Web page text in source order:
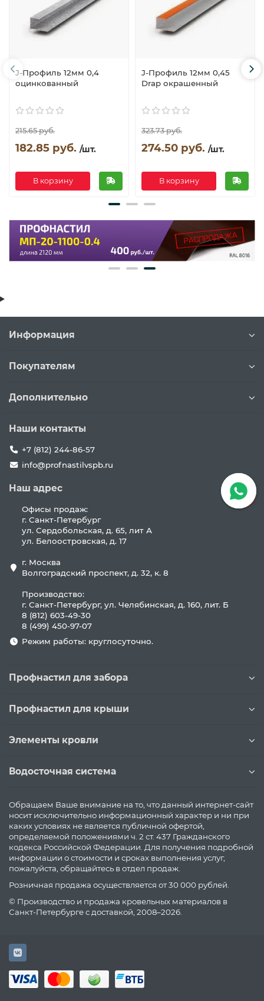
J-Профиль 12мм 0,4
оцинкованный
215.65 руб.
182.85 руб. /шт.
В корзину
J-Профиль 12мм 0,45
Drap окрашенный
323.73 руб.
274.50 руб. /шт.
В корзину
Информация
Покупателям
Дополнительно
Наши контакты
+7 (812) 244-86-57
info@profnastilvspb.ru
Наш адрес
Офисы продаж:
г. Санкт-Петербург
ул. Сердобольская, д. 65, лит А
ул. Белоостровская, д. 17
г. Москва
Волгоградский проспект, д. 32, к. 8
Производство:
г. Санкт-Петербург, ул. Челябинская, д. 160, лит. Б
8 (812) 603-49-30
8 (499) 450-97-07
Режим работы: круглосуточно.
Профнастил для забора
Профнастил для крыши
Элементы кровли
Водосточная система
Обращаем Ваше внимание на то, что данный интернет-сайт
носит исключительно информационный характер и ни при
каких условиях не является публичной офертой,
определяемой положениями ч. 2 ст. 437 Гражданского
кодекса Российской Федерации. Для получения подробной
информации о стоимости и сроках выполнения услуг,
пожалуйста, обращайтесь в отдел продаж.
Розничная продажа осуществляется от 30 000 рублей.
© Производство и продажа кровельных материалов в
Санкт-Петербурге с доставкой, 2008–2026.